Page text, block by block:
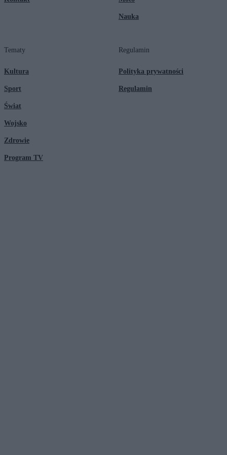
Nauka
Tematy
Kultura
Sport
Świat
Wojsko
Zdrowie
Program TV
Regulamin
Polityka prywatności
Regulamin